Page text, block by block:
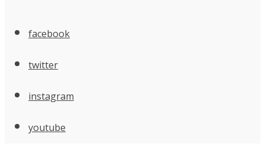
facebook
twitter
instagram
youtube